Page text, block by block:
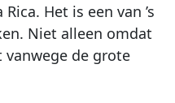
Het is een van ’s
Niet alleen omdat
de grote